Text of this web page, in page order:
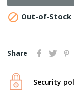
 Out-of-Stock
Share
Security